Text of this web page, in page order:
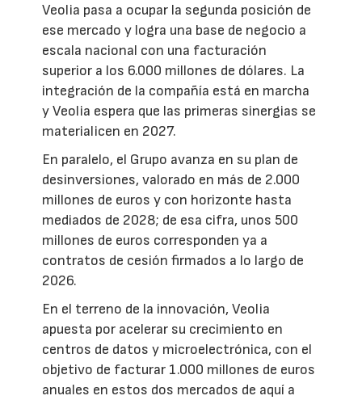
Veolia pasa a ocupar la segunda posición de
ese mercado y logra una base de negocio a
escala nacional con una facturación
superior a los 6.000 millones de dólares. La
integración de la compañía está en marcha
y Veolia espera que las primeras sinergias se
materialicen en 2027.
En paralelo, el Grupo avanza en su plan de
desinversiones, valorado en más de 2.000
millones de euros y con horizonte hasta
mediados de 2028; de esa cifra, unos 500
millones de euros corresponden ya a
contratos de cesión firmados a lo largo de
2026.
En el terreno de la innovación, Veolia
apuesta por acelerar su crecimiento en
centros de datos y microelectrónica, con el
objetivo de facturar 1.000 millones de euros
anuales en estos dos mercados de aquí a